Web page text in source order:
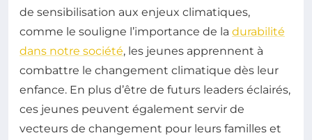
de sensibilisation aux enjeux climatiques,
comme le souligne l’importance de la durabilité
dans notre société, les jeunes apprennent à
combattre le changement climatique dès leur
enfance. En plus d’être de futurs leaders éclairés,
ces jeunes peuvent également servir de
vecteurs de changement pour leurs familles et